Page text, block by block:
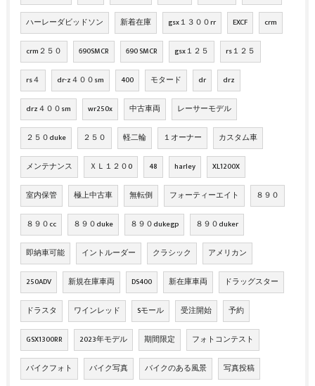
ハーレーダビッドソン 新着在庫 gsx１３００rr EXCF crm
crm２５０ 690SMCR 690 SMCR gsx１２５ rs１２５
rs４ dr-z４００sm 400 モタード dr drz
drz４００sm wr250x 中古車両 レーサーモデル
２５０duke ２５０ 軽二輪 １オーナー カスタム車
メンテナンス ＸＬ１２０0 48 harley XL1200X
室内保管 極上中古車 無転倒 フォーティーエイト ８９０
８９０cc ８９０duke ８９０dukegp ８９０duker
即納車可能 イントルーダー クラシック アメリカン
250ADV 新規在庫車両 DS400 新在庫車両 ドラッグスター
ドラスタ ワインレッド Sモール 受注開始 予約
GSX1300RR 2023年モデル 期間限定 フォトコンテスト
バイクフォト バイク写真 バイクのある風景 写真投稿